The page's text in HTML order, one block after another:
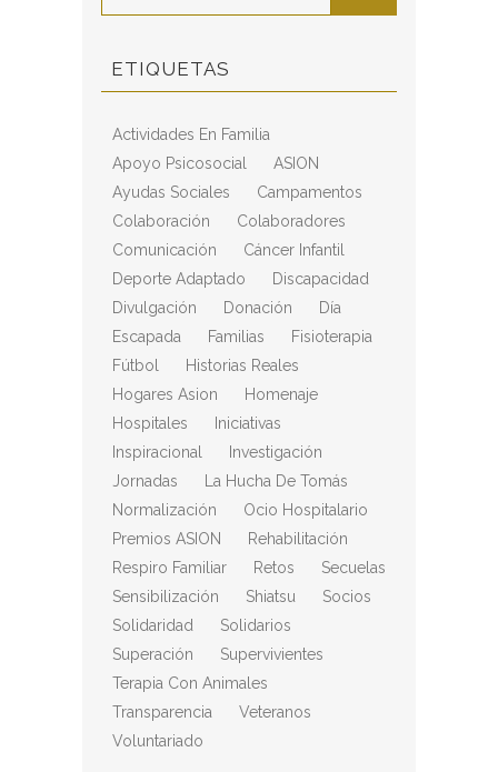
ETIQUETAS
Actividades En Familia
Apoyo Psicosocial
ASION
Ayudas Sociales
Campamentos
Colaboración
Colaboradores
Comunicación
Cáncer Infantil
Deporte Adaptado
Discapacidad
Divulgación
Donación
Día
Escapada
Familias
Fisioterapia
Fútbol
Historias Reales
Hogares Asion
Homenaje
Hospitales
Iniciativas
Inspiracional
Investigación
Jornadas
La Hucha De Tomás
Normalización
Ocio Hospitalario
Premios ASION
Rehabilitación
Respiro Familiar
Retos
Secuelas
Sensibilización
Shiatsu
Socios
Solidaridad
Solidarios
Superación
Supervivientes
Terapia Con Animales
Transparencia
Veteranos
Voluntariado